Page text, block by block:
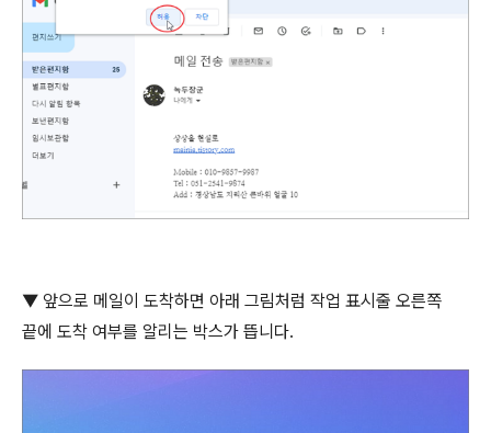
▼ 앞으로 메일이 도착하면 아래 그림처럼 작업 표시줄 오른쪽
끝에 도착 여부를 알리는 박스가 뜹니다.